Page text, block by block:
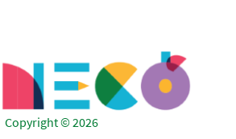
Copyright © 2026